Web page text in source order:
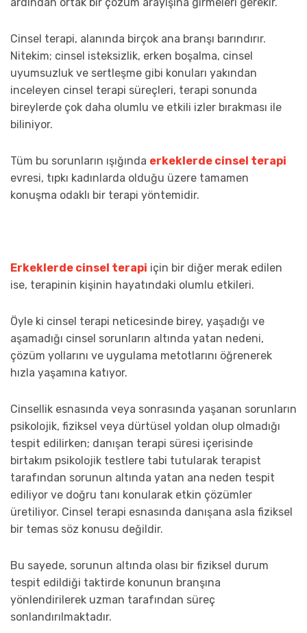
ardından ortak bir çözüm arayışına girmeleri gerekir.
Cinsel terapi, alanında birçok ana branşı barındırır.
Nitekim; cinsel isteksizlik, erken boşalma, cinsel
uyumsuzluk ve sertleşme gibi konuları yakından
inceleyen cinsel terapi süreçleri, terapi sonunda
bireylerde çok daha olumlu ve etkili izler bırakması ile
biliniyor.
Tüm bu sorunların ışığında erkeklerde cinsel terapi
evresi, tıpkı kadınlarda olduğu üzere tamamen
konuşma odaklı bir terapi yöntemidir.
Erkeklerde cinsel terapi için bir diğer merak edilen
ise, terapinin kişinin hayatındaki olumlu etkileri.
Öyle ki cinsel terapi neticesinde birey, yaşadığı ve
aşamadığı cinsel sorunların altında yatan nedeni,
çözüm yollarını ve uygulama metotlarını öğrenerek
hızla yaşamına katıyor.
Cinsellik esnasında veya sonrasında yaşanan sorunların
psikolojik, fiziksel veya dürtüsel yoldan olup olmadığı
tespit edilirken; danışan terapi süresi içerisinde
birtakım psikolojik testlere tabi tutularak terapist
tarafından sorunun altında yatan ana neden tespit
ediliyor ve doğru tanı konularak etkin çözümler
üretiliyor. Cinsel terapi esnasında danışana asla fiziksel
bir temas söz konusu değildir.
Bu sayede, sorunun altında olası bir fiziksel durum
tespit edildiği taktirde konunun branşına
yönlendirilerek uzman tarafından süreç
sonlandırılmaktadır.